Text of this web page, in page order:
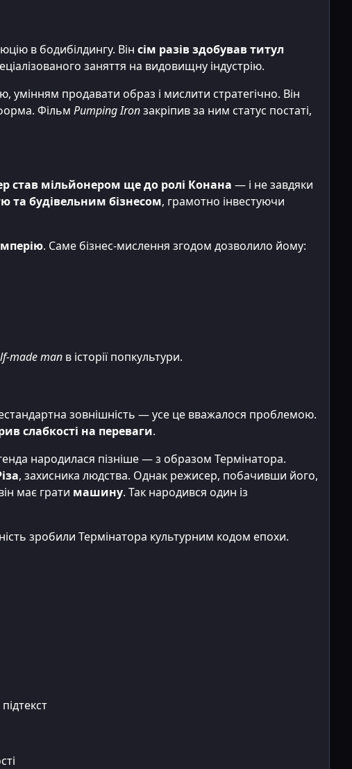
в бодибілдингу. Він сім разів здобував титул
заняття на видовищну індустрію.
продавати образ і мислити стратегічно. Він
Фільм Pumping Ironзакріпив за ним статус постаті,
став мільйонером ще до ролі Конана — і не завдяки
та будівельним бізнесом, грамотно інвестуючи
. Саме бізнес-мислення згодом дозволило йому:
made man в історії попкультури.
зовнішність — усе це вважалося проблемою.
слабкості на переваги.
народилася пізніше — з образом Термінатора.
, захисника людства. Однак режисер, побачивши його,
має грати машину. Так народився один із
зробили Термінатора культурним кодом епохи.